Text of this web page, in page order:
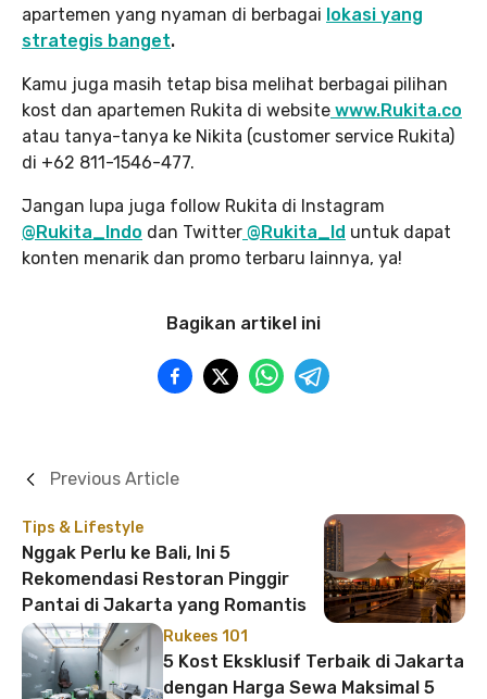
apartemen yang nyaman di berbagai lokasi yang
strategis banget.
Kamu juga masih tetap bisa melihat berbagai pilihan
kost dan apartemen Rukita di website www.Rukita.co
atau tanya-tanya ke Nikita (customer service Rukita)
di +62 811-1546-477.
Jangan lupa juga follow Rukita di Instagram
@Rukita_Indo dan Twitter @Rukita_Id untuk dapat
konten menarik dan promo terbaru lainnya, ya!
Bagikan artikel ini
Tips & Lifestyle
Nggak Perlu ke Bali, Ini 5
Rekomendasi Restoran Pinggir
Pantai di Jakarta yang Romantis
Previous Article
Rukees 101
5 Kost Eksklusif Terbaik di Jakarta
dengan Harga Sewa Maksimal 5